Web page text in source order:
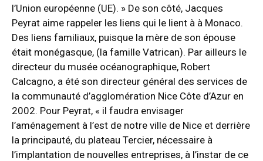
l’Union européenne (UE). » De son côté, Jacques
Peyrat aime rappeler les liens qui le lient à à Monaco.
Des liens familiaux, puisque la mère de son épouse
était monégasque, (la famille Vatrican). Par ailleurs le
directeur du musée océanographique, Robert
Calcagno, a été son directeur général des services de
la communauté d’agglomération Nice Côte d’Azur en
2002. Pour Peyrat, « il faudra envisager
l’aménagement à l’est de notre ville de Nice et derrière
la principauté, du plateau Tercier, nécessaire à
l’implantation de nouvelles entreprises, à l’instar de ce